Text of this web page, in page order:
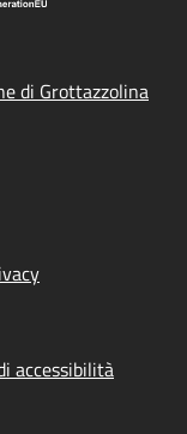
di Grottazzolina
accessibilità